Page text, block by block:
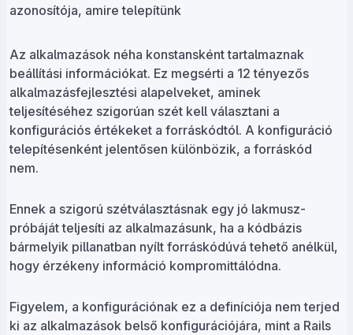
azonosítója, amire telepítünk
Az alkalmazások néha konstansként tartalmaznak
beállítási információkat. Ez megsérti a 12 tényezős
alkalmazásfejlesztési alapelveket, aminek
teljesítéséhez szigorúan szét kell választani a
konfigurációs értékeket a forráskódtól. A konfiguráció
telepítésenként jelentősen különbözik, a forráskód
nem.
Ennek a szigorú szétválasztásnak egy jó lakmusz-
próbáját teljesíti az alkalmazásunk, ha a kódbázis
bármelyik pillanatban nyílt forráskódúvá tehető anélkül,
hogy érzékeny információ kompromittálódna.
Figyelem, a konfigurációnak ez a definíciója nem terjed
ki az alkalmazások belső konfigurációjára, mint a Rails